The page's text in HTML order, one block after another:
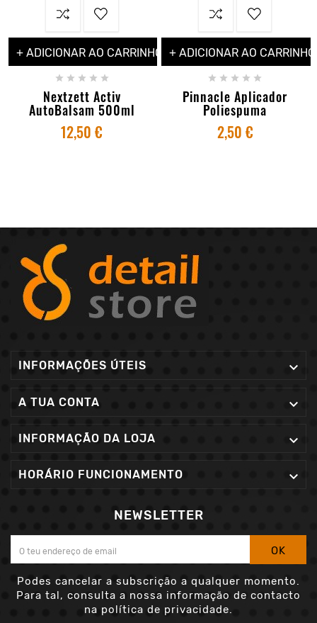
+ ADICIONAR AO CARRINHO
    
Nextzett Activ
AutoBalsam 500ml
12,50 €
+ ADICIONAR AO CARRINHO
    
Pinnacle Aplicador
Poliespuma
2,50 €
INFORMAÇÕES ÚTEIS 
A TUA CONTA 
INFORMAÇÃO DA LOJA 
HORÁRIO FUNCIONAMENTO 
NEWSLETTER
OK
Podes cancelar a subscrição a qualquer momento.
Para tal, consulta a nossa informação de contacto
na política de privacidade.